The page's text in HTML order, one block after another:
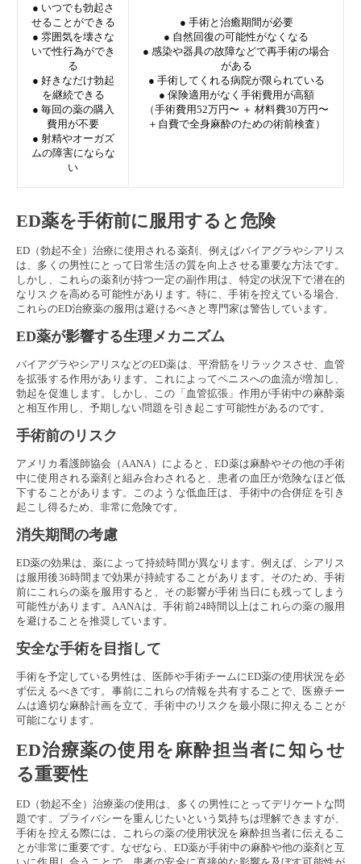
● いつでも勃起さ
せることができる
● 雰囲気を壊さな
いで性行為ができ
る
● 好きなだけ勃起
を継続できる
● 毎回の薬の購入
費用が不要
● 射精やオーガズ
ムの障害にならな
い
● 手術と治癒期間が必要
● 自然回復の可能性がなくなる
● 感染や器具の故障などで再手術の場合
がある
● 手術してくれる病院が限られている
● 保険適用がなく手術費用が高額
（手術費用52万円〜 ＋ 材料費30万円〜
＋自費で全身麻酔のための術前検査）
ED薬を手術前に服用すると危険
ED（勃起不全）治療に使用される薬剤、例えばバイアグラやシアリス
は、多くの男性にとって日常生活の質を向上させる重要な方法です。
しかし、これらの薬剤が持つ一定の副作用は、特定の状況下で潜在的
なリスクを高める可能性があります。特に、手術を控えている場合、
これらのED治療薬の服用は避けるべきと専門家は警告しています。
ED薬が影響する生理メカニズム
バイアグラやシアリスなどのED薬は、平滑筋をリラックスさせ、血管
を拡張する作用があります。これによってペニスへの血流が増加し、
勃起を促進します。しかし、この「血管拡張」作用が手術中の麻酔薬
と相互作用し、予期しない問題を引き起こす可能性があるのです。
手術前のリスク
アメリカ看護師協会（AANA）によると、ED薬は麻酔やその他の手術
中に使用される薬剤と組み合わされると、患者の血圧が危険なほど低
下することがあります。このような低血圧は、手術中の合併症を引き
起こし得るため、非常に危険です。
消失期間の考慮
ED薬の効果は、薬によって持続時間が異なります。例えば、シアリス
は服用後36時間まで効果が持続することがあります。そのため、手術
前にこれらの薬を服用すると、その影響が手術当日にも残ってしまう
可能性があります。AANAは、手術前24時間以上はこれらの薬の服用
を避けることを推奨しています。
安全な手術を目指して
手術を予定している男性は、医師や手術チームにED薬の使用状況を必
ず伝えるべきです。事前にこれらの情報を共有することで、医療チー
ムは適切な麻酔計画を立て、手術中のリスクを最小限に抑えることが
可能になります。
ED治療薬の使用を麻酔担当者に知らせ
る重要性
ED（勃起不全）治療薬の使用は、多くの男性にとってデリケートな問
題です。プライバシーを重んじたいという気持ちは理解できますが、
手術を控える際には、これらの薬の使用状況を麻酔担当者に伝えるこ
とが非常に重要です。なぜなら、ED薬が手術中の麻酔や他の薬剤と互